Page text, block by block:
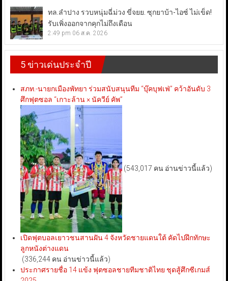
ทล.ลำปาง รวบหนุ่มฉี่ม่วง ขี่จยย. ซุกยาบ้า-ไอซ์ ไม่เข็ด!
รับเพิ่งออกจากคุกไม่ถึงเดือน
2:49 pm 06 ส.ค. 2026
5 ข่าวเด่นประจำปี
สภท.-นายกเมืองพัทยา ร่วมสนับสนุนทีม “บุ๊คบุฟเฟ่” คว้าอันดับ 3
ศึกฟุตซอล “เกาะล้าน × นัควีย์ คัพ”
(543,017 คน อ่านข่าวนี้แล้ว)
เปิดฟุตบอลเยาวชนสานฝัน 4 จังหวัดชายแดนใต้ คัดไปฝึกทักษะ
ลูกหนังต่างแดน
(336,244 คน อ่านข่าวนี้แล้ว)
ประกาศรายชื่อ 14 แข้ง ฟุตซอลชายทีมชาติไทย ชุดสู้ศึกซีเกมส์